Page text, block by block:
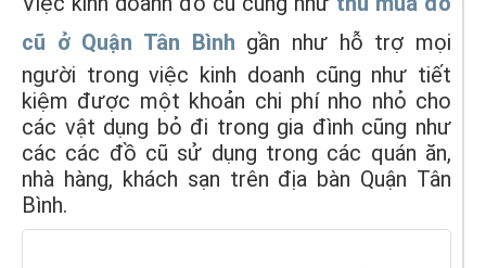
cũ ở Quận Tân Bình gần như hỗ trợ mọi
người trong việc kinh doanh cũng như tiết
kiệm được một khoản chi phí nho nhỏ cho
các vật dụng bỏ đi trong gia đình cũng như
các các đồ cũ sử dụng trong các quán ăn,
nhà hàng, khách sạn trên địa bàn Quận Tân
Bình.